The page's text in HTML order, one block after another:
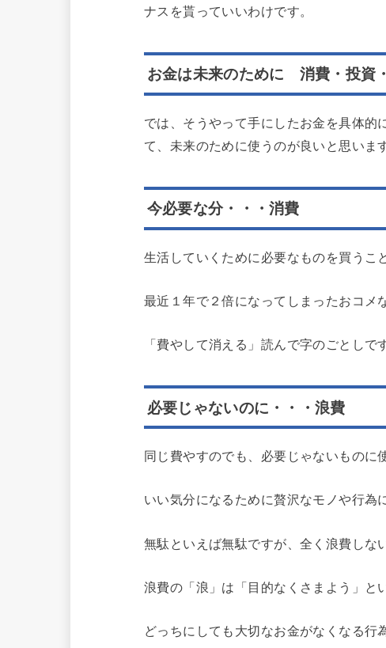
ナスを貰っていいわけです。
お金は未来のために 消費・投資
では、そうやって手にしたお金を具体
て、未来のために使うのが良いと思います
今必要な分・・・消費
生活していくために必要なものを買うこ
最近１年で２倍になってしまったおコメ
「費やして消える」読んで字のごとし
必要じゃないのに・・・浪費
同じ費やすのでも、必要じゃないものに
いい気分になるために贅沢なモノや行為
無駄といえば無駄ですが、全く浪費しな
浪費の「浪」は「目的なくさまよう」と
どっちにしても大切なお金がなくなる行